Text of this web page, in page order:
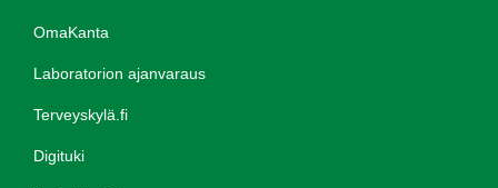
OmaKanta
Laboratorion ajanvaraus
Terveyskylä.fi
Digituki